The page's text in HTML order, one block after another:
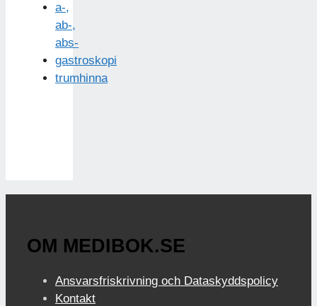
a-,
ab-,
abs-
gastroskopi
trumhinna
OM MEDIBOK.SE
Ansvarsfriskrivning och Dataskyddspolicy
Kontakt